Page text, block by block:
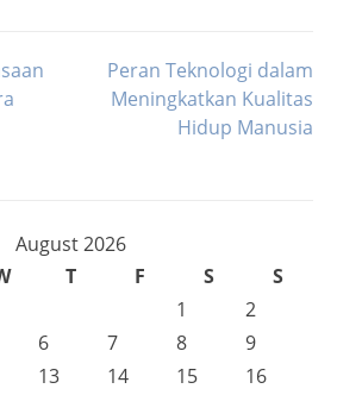
Peran Teknologi dalam
Meningkatkan Kualitas
Hidup Manusia
August 2026
T F S
S
1
2
6 7 8
9
13 14 15
16